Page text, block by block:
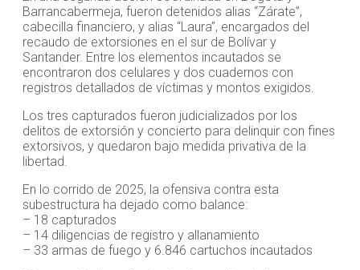
Barrancabermeja, fueron detenidos alias “Zárate”,
cabecilla financiero, y alias “Laura”, encargados del
recaudo de extorsiones en el sur de Bolívar y
Santander. Entre los elementos incautados se
encontraron dos celulares y dos cuadernos con
registros detallados de víctimas y montos exigidos.
Los tres capturados fueron judicializados por los
delitos de extorsión y concierto para delinquir con fines
extorsivos, y quedaron bajo medida privativa de la
libertad.
En lo corrido de 2025, la ofensiva contra esta
subestructura ha dejado como balance:
– 18 capturados
– 14 diligencias de registro y allanamiento
– 33 armas de fuego y 6.846 cartuchos incautados